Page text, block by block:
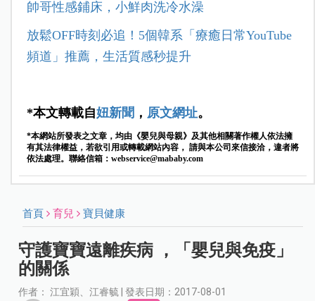
帥哥性感鋪床，小鮮肉洗冷水澡
放鬆OFF時刻必追！5個韓系「療癒日常YouTube
頻道」推薦，生活質感秒提升
*本文轉載自妞新聞 ， 原文網址。
*本網站所發表之文章，均由《嬰兒與母親》及其他相關著作權人依法擁
有其法律權益，若欲引用或轉載網站內容， 請與本公司來信接洽，違者將
依法處理。聯絡信箱： webservice@mababy.com
首頁 育兒 寶貝健康
守護寶寶遠離疾病 ，「嬰兒與免疫」
的關係
作者： 江宜穎、江睿毓 | 發表日期：2017-08-01